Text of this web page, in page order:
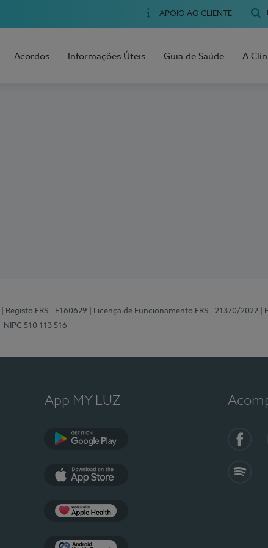
APOIO AO CLIENTE
Acordos Informações Úteis Guia de Saúde A
| Registo ERS - E160629 | Licença de Funcionamento ERS - 21370/2022 |
NIPC 510 113 516
App MY LUZ